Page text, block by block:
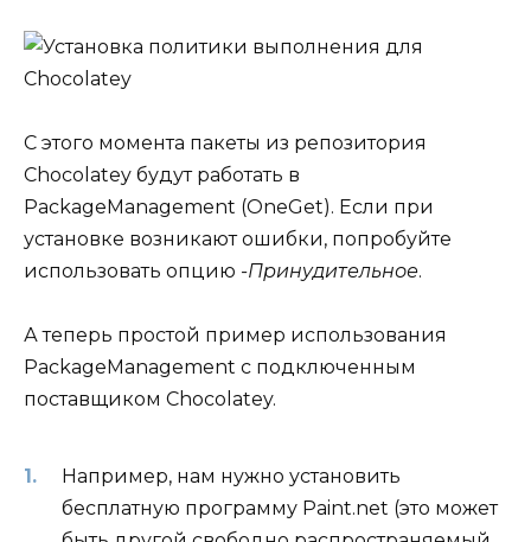
С этого момента пакеты из репозитория
Chocolatey будут работать в
PackageManagement (OneGet). Если при
установке возникают ошибки, попробуйте
использовать опцию -Принудительное.
А теперь простой пример использования
PackageManagement с подключенным
поставщиком Chocolatey.
Например, нам нужно установить
бесплатную программу Paint.net (это может